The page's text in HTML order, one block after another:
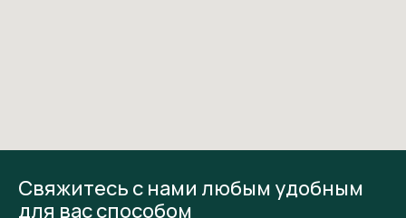
Свяжитесь с нами любым удобным
для вас способом